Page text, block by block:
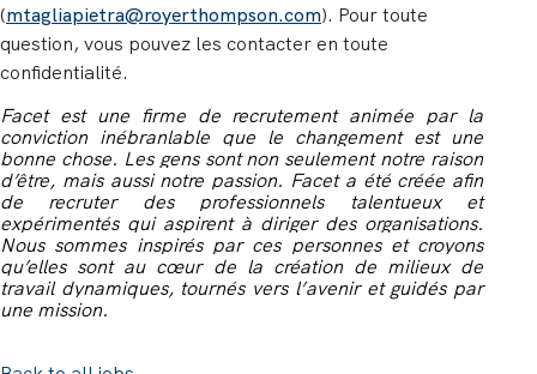
(mtagliapietra@royerthompson.com). Pour toute
question, vous pouvez les contacter en toute
confidentialité.
Facet est une firme de recrutement animée par la
conviction inébranlable que le changement est une
bonne chose. Les gens sont non seulement notre raison
d’être, mais aussi notre passion. Facet a été créée afin
de recruter des professionnels talentueux et
expérimentés qui aspirent à diriger des organisations.
Nous sommes inspirés par ces personnes et croyons
qu’elles sont au cœur de la création de milieux de
travail dynamiques, tournés vers l’avenir et guidés par
une mission.